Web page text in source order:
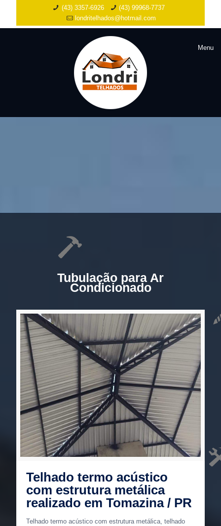
(43) 3357-6926
(43) 99968-7737
londritelhados@hotmail.com
Menu
Tubulação para Ar
Condicionado
Telhado termo acústico
com estrutura metálica
realizado em Tomazina / PR
Telhado termo acústico com estrutura metálica, telhado